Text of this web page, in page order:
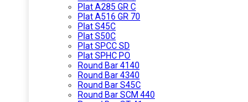
Plat A285 GR C
Plat A516 GR 70
Plat S45C
Plat S50C
Plat SPCC SD
Plat SPHC PO
Round Bar 4140
Round Bar 4340
Round Bar S45C
Round Bar SCM 440